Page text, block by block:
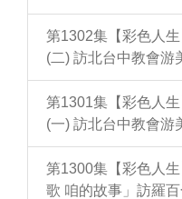
第1302集【彩色人
(二) 訪北台中教會游
第1301集【彩色人
(一) 訪北台中教會游
第1300集【彩色人
歌 咱的故事」訪羅